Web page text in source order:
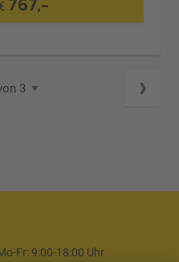
767,-
3
Fr: 9:00-18:00 Uhr